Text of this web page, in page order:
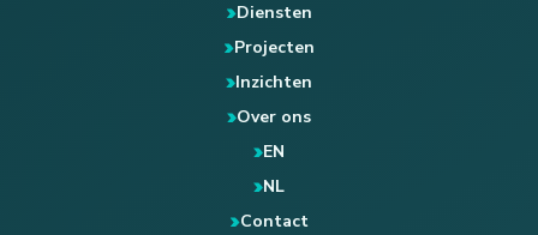
Diensten
Projecten
Inzichten
Over ons
EN
NL
Contact